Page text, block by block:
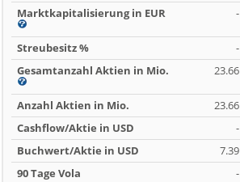
Marktkapitalisierung in EUR -
Streubesitz %
-
Gesamtanzahl Aktien in Mio.
23.66
Anzahl Aktien in Mio.
23.66
Cashflow/Aktie in USD
-
Buchwert/Aktie in USD
7.39
90 Tage Vola
-